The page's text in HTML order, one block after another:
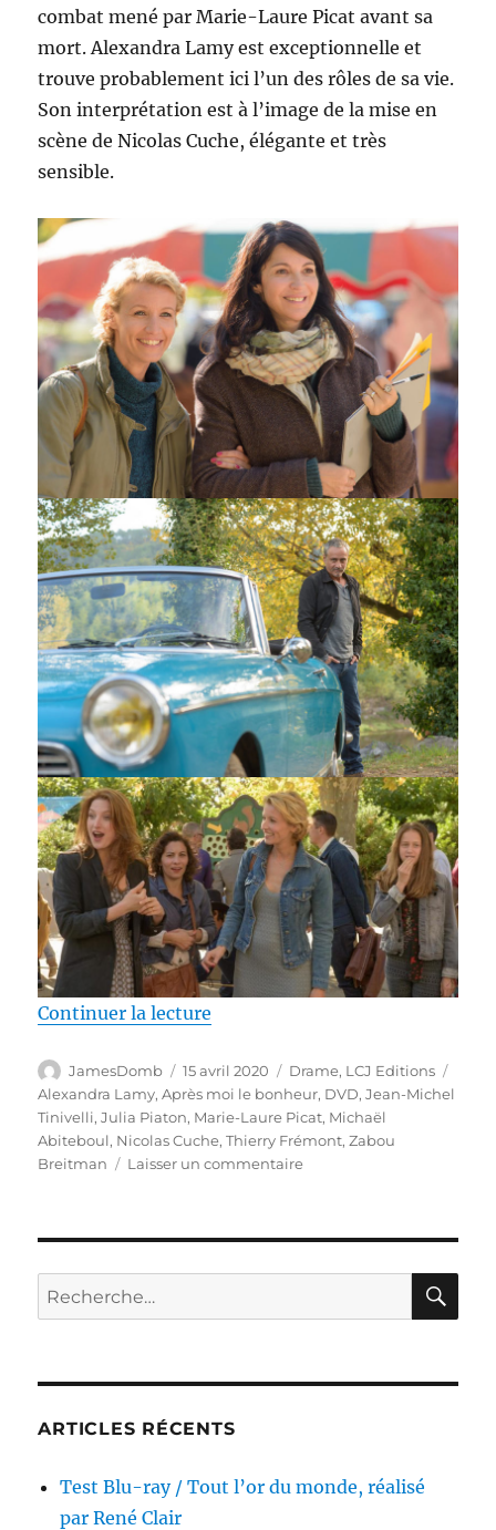
combat mené par Marie-Laure Picat avant sa
mort. Alexandra Lamy est exceptionnelle et
trouve probablement ici l’un des rôles de sa vie.
Son interprétation est à l’image de la mise en
scène de Nicolas Cuche, élégante et très
sensible.
Continuer la lecture
Auteur
JamesDomb
Publié
le
15 avril 2020 Catégories
Drame, LCJ Editions
Alexandra Lamy,Après moi le bonheur, DVD,Jean-Michel
Tinivelli,Julia Piaton, Marie-Laure Picat, Michaël
Abiteboul, Nicolas Cuche,Thierry Frémont,Zabou
Breitman
Laisser un commentairesur
moi
bonheur,
Recherche
pour :
ARTICLES RÉCENTS
Test Blu-ray / Tout l’or du monde, réalisé
par René Clair